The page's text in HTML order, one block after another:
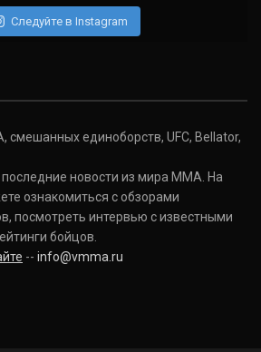
Следуйте в Instagram
смешанных единоборств, UFC, Bellator,
новости из мира ММА. На
ознакомиться с обзорами
посмотреть интервью с известными
бойцов.
-- info@vmma.ru